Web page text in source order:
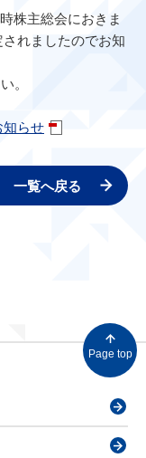
株主総会におきま
れましたのでお知
。
知らせ
一覧へ戻る
Page top